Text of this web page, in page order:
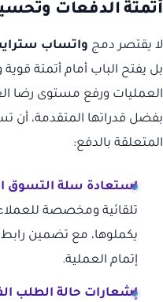
أتمتة الدفعات
لا يقتصر دمج واتساب
بل يفتح الباب أمام أتمتة
بفضل قدراتها المتقدمة، أن
المتعلقة بالدفع:
استعادة سلة التسوق
تلقائية ومخصصة
يكملوها، مع تضمين
إتمام العملية.
إشعارات حالة الطلب